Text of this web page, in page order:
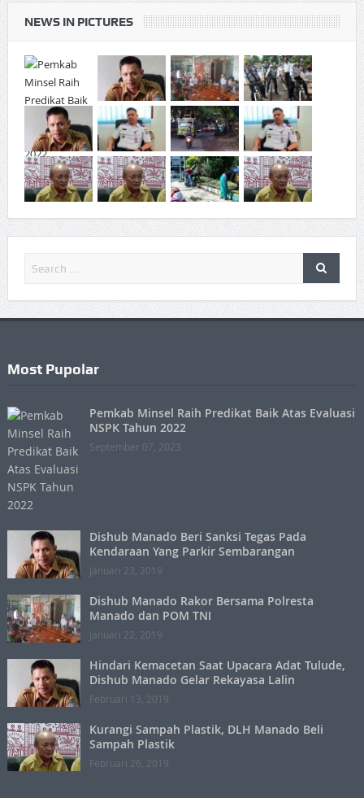
NEWS IN PICTURES
Most Pupolar
Pemkab Minsel Raih Predikat Baik Atas Evaluasi
NSPK Tahun 2022
September 07, 2023
Dishub Manado Beri Sanksi Tegas Pada
Kendaraan Yang Parkir Sembarangan
Januari 23, 2019
Dishub Manado Rakor Bersama Polresta
Manado dan POM TNI
Januari 22, 2019
Hindari Kemacetan Saat Upacara Adat Tulude,
Dishub Manado Gelar Rekayasa Lalin
Februari 13, 2019
Kurangi Sampah Plastik, DLH Manado Beli
Sampah Plastik
Februari 26, 2019